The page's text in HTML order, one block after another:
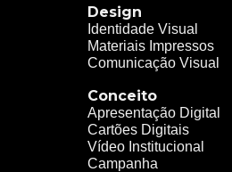
Design
Identidade Visual
Materiais Impressos
Comunicação Visual
Conceito
Apresentação Digital
Cartões Digitais
Vídeo Institucional
Campanha